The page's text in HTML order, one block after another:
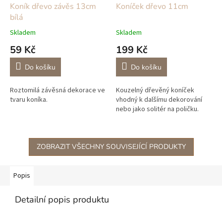
Koník dřevo závěs 13cm
bílá
Skladem
59 Kč
Do košíku
Roztomilá závěsná dekorace ve
tvaru koníka.
Koníček dřevo 11cm
Skladem
199 Kč
Do košíku
Kouzelný dřevěný koníček
vhodný k dalšímu dekorování
nebo jako solitér na poličku.
ZOBRAZIT VŠECHNY SOUVISEJÍCÍ PRODUKTY
Popis
Detailní popis produktu